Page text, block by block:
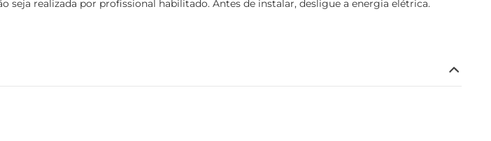
realizada por profissional habilitado. Antes de instalar, desligue a energia elétrica.